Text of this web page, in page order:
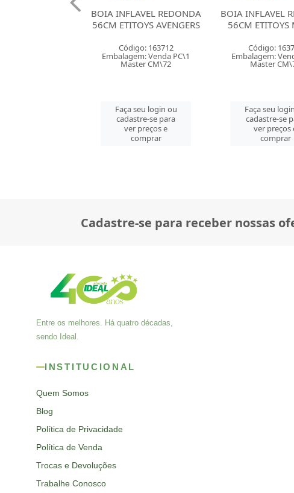
BOIA INFLAVEL REDONDA
56CM ETITOYS MICKEY
Código: 163711
Embalagem: Venda PC\1
Master CM\72
Faça seu login ou
cadastre-se para
ver preços e
comprar
BOIA INFLAVEL
56CM ETITOYS
Código:
Embalagem:
Master
Faça seu
cadastre-se
ver preços
comprar
Cadastre-se para receber nossas
Entre os melhores. Há quatro décadas,
sendo Ideal.
INSTITUCIONAL
Quem Somos
Blog
Política de Privacidade
Política de Venda
Trocas e Devoluções
Trabalhe Conosco